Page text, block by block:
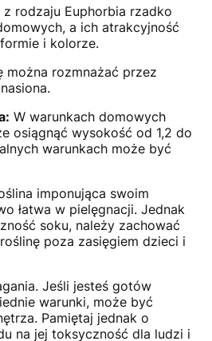
z rodzaju Euphorbia rzadko
a ich atrakcyjność
i kolorze.
można rozmnażać przez
W warunkach domowych
osiągnąć wysokość od 1,2 do
warunkach może być
imponująca swoim
łatwa w pielęgnacji. Jednak
soku, należy zachować
poza zasięgiem dzieci i
Jeśli jesteś gotów
warunki, może być
Pamiętaj jednak o
na jej toksyczność dla ludzi i